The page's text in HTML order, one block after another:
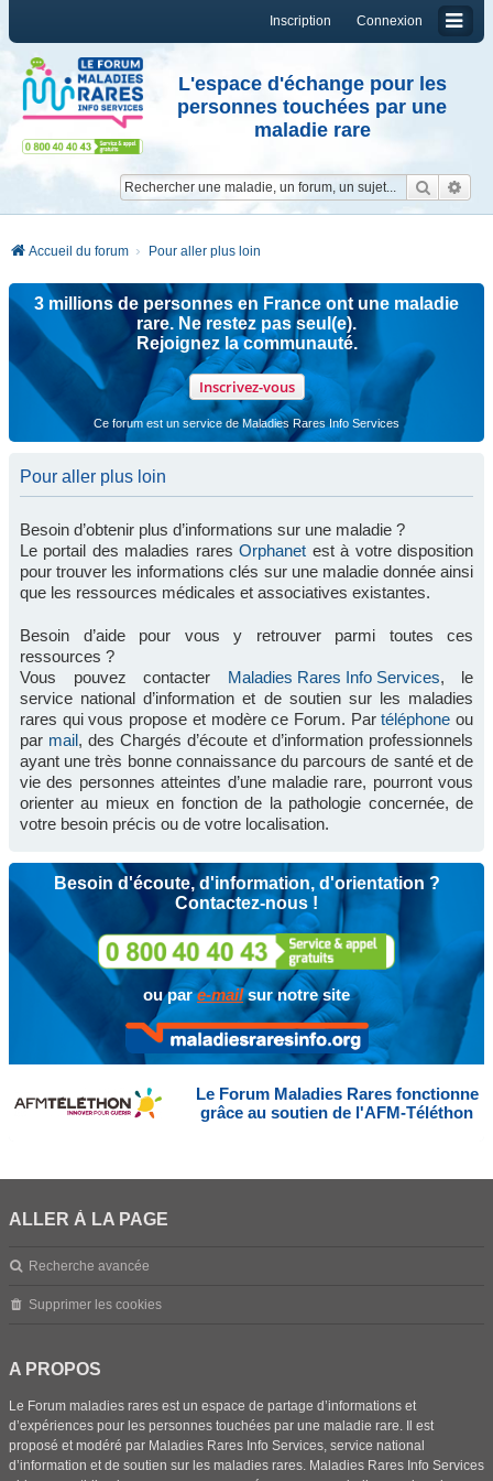
Connexion
Inscription
L'espace d'échange pour les
personnes touchées par une
maladie rare
Accueil du forum Pour aller plus loin
3 millions de personnes en France ont une maladie
rare. Ne restez pas seul(e).
Rejoignez la communauté.
Inscrivez-vous
Ce forum est un service de Maladies Rares Info Services
Pour aller plus loin
Besoin d’obtenir plus d’informations sur une maladie ?
Le portail des maladies raresOrphanet est à votre disposition
pour trouver les informations clés sur une maladie donnée ainsi
que les ressources médicales et associatives existantes.
Besoin d’aide pour vous y retrouver parmi toutes ces
ressources ?
Vous pouvez contacter Maladies Rares Info Services, le
service national d’information et de soutien sur les maladies
rares qui vous propose et modère ce Forum. Partéléphone ou
par mail, des Chargés d’écoute et d’information professionnels
ayant une très bonne connaissance du parcours de santé et de
vie des personnes atteintes d’une maladie rare, pourront vous
orienter au mieux en fonction de la pathologie concernée, de
votre besoin précis ou de votre localisation.
Besoin d'écoute, d'information, d'orientation ?
Contactez-nous !
ou pare-mailsur notre site
Le Forum Maladies Rares fonctionne
grâce au soutien de l'AFM-Téléthon
ALLER À LA PAGE
Recherche avancée
Supprimer les cookies
A PROPOS
Le Forum maladies rares est un espace de partage d’informations et
d’expériences pour les personnes touchées par une maladie rare. Il est
proposé et modéré par Maladies Rares Info Services, service national
d’information et de soutien sur les maladies rares. Maladies Rares Info Services